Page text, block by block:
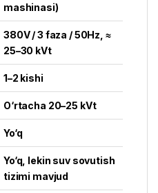
mashinasi)
380V / 3 faza / 50Hz, ≈
25–30 kVt
1–2 kishi
O‘rtacha 20–25 kVt
Yo‘q
Yo‘q, lekin suv sovutish
tizimi mavjud